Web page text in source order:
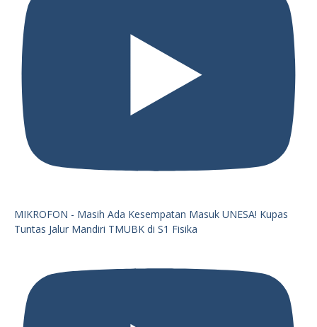
MIKROFON - Masih Ada Kesempatan Masuk UNESA! Kupas
Tuntas Jalur Mandiri TMUBK di S1 Fisika